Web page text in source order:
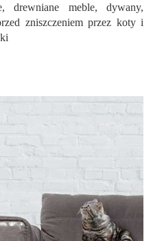
drewniane meble, dywany,
zniszczeniem przez koty i